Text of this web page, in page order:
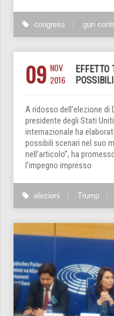
congress gun
09 NOV
2016
EFFETTO
A ridosso dell’elezione di
presidente degli Stati
internazionale ha
possibili scenari nel suo
nell’articolo”, ha
l’impegno impresso
elezioni Trump